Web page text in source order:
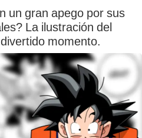
un gran apego por sus
La ilustración del
momento.